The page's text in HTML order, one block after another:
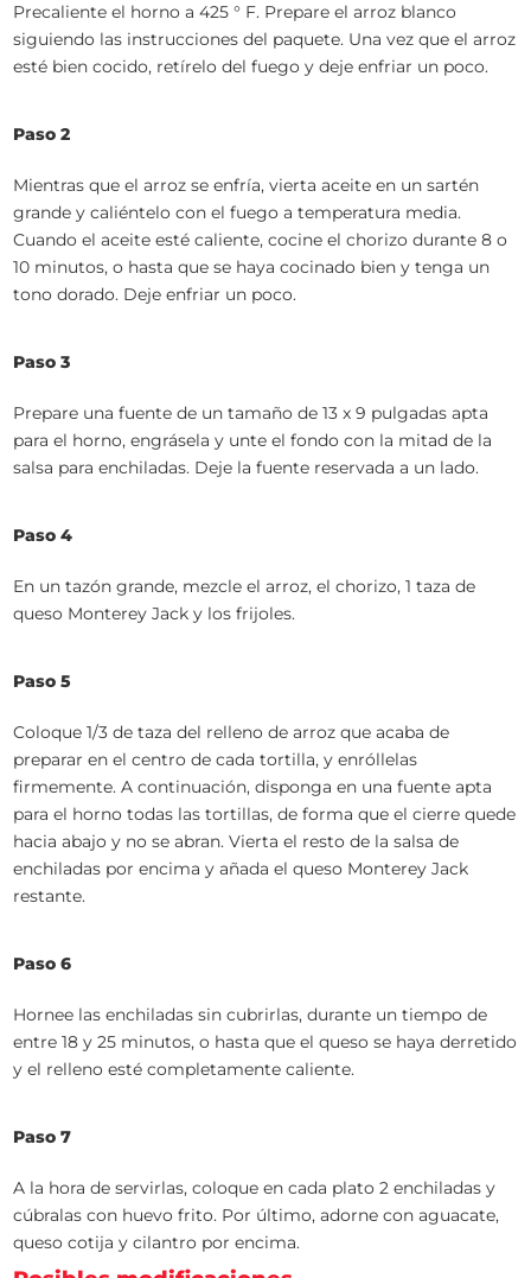
Precaliente el horno a 425 ° F. Prepare el arroz blanco
siguiendo las instrucciones del paquete. Una vez que el arroz
esté bien cocido, retírelo del fuego y deje enfriar un poco.
Paso 2
Mientras que el arroz se enfría, vierta aceite en un sartén
grande y caliéntelo con el fuego a temperatura media.
Cuando el aceite esté caliente, cocine el chorizo durante 8 o
10 minutos, o hasta que se haya cocinado bien y tenga un
tono dorado. Deje enfriar un poco.
Paso 3
Prepare una fuente de un tamaño de 13 x 9 pulgadas apta
para el horno, engrásela y unte el fondo con la mitad de la
salsa para enchiladas. Deje la fuente reservada a un lado.
Paso 4
En un tazón grande, mezcle el arroz, el chorizo, 1 taza de
queso Monterey Jack y los frijoles.
Paso 5
Coloque 1/3 de taza del relleno de arroz que acaba de
preparar en el centro de cada tortilla, y enróllelas
firmemente. A continuación, disponga en una fuente apta
para el horno todas las tortillas, de forma que el cierre quede
hacia abajo y no se abran. Vierta el resto de la salsa de
enchiladas por encima y añada el queso Monterey Jack
restante.
Paso 6
Hornee las enchiladas sin cubrirlas, durante un tiempo de
entre 18 y 25 minutos, o hasta que el queso se haya derretido
y el relleno esté completamente caliente.
Paso 7
A la hora de servirlas, coloque en cada plato 2 enchiladas y
cúbralas con huevo frito. Por último, adorne con aguacate,
queso cotija y cilantro por encima.